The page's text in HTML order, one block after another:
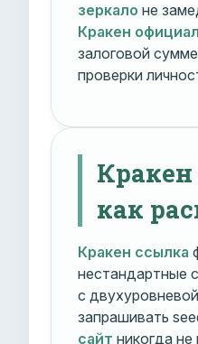
зеркало не
Кракен
залоговой
проверки
как
Кракен ссылка
нестандартные
с
запрашивать
сайт никогда